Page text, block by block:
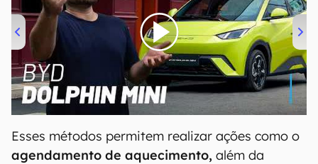
00:00/04:07
Esses métodos permitem realizar ações como o
agendamento de aquecimento, além da